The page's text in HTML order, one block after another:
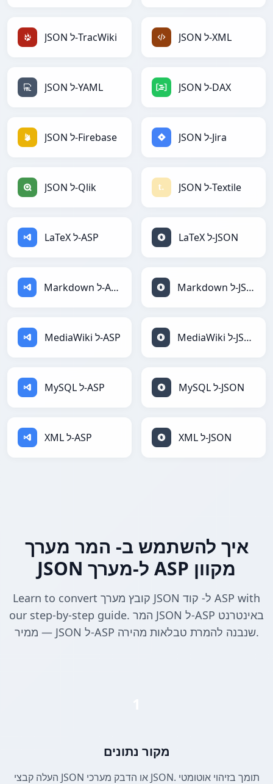
JSON ל-TracWiki JSON ל-XML
JSON ל-YAML JSON ל-DAX
JSON ל-Firebase JSON ל-Jira
JSON ל-Qlik JSON ל-Textile
LaTeX ל-ASP LaTeX ל-JSON
Markdown ל-ASP Markdown ל-JSON
MediaWiki ל-ASP MediaWiki ל-JSON
MySQL ל-ASP MySQL ל-JSON
XML ל-ASP XML ל-JSON
איך להשתמש ב- המר מערך
JSON ל-מערך ASP מקוון
Learn to convert קובץ מערך JSON ל- קוד ASP with
our step-by-step guide. המר JSON ל-ASP באינטרנט
— ממיר JSON ל-ASP שנבנה להמרת טבלאות מהירה.
מקור נתונים
העלה קבצי JSON או הדבק מערכי JSON. תומך בזיהוי אוטומטי